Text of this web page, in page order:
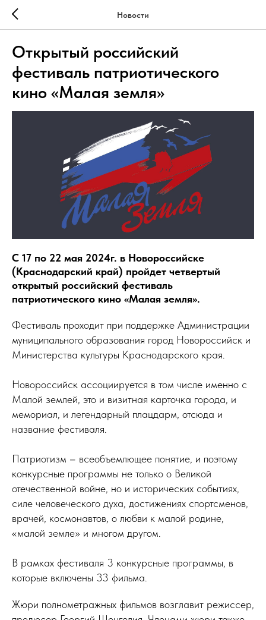
Новости
Открытый российский
фестиваль патриотического
кино «Малая земля»
C 17 по 22 мая 2024г. в Новороссийске
(Краснодарский край) пройдет четвертый
открытый российский фестиваль
патриотического кино «Малая земля».
Фестиваль проходит при поддержке Администрации
муниципального образования город Новороссийск и
Министерства культуры Краснодарского края.
Новороссийск ассоциируется в том числе именно с
Малой землей, это и визитная карточка города, и
мемориал, и легендарный плацдарм, отсюда и
название фестиваля.
Патриотизм – всеобъемлющее понятие, и поэтому
конкурсные программы не только о Великой
отечественной войне, но и исторических событиях,
силе человеческого духа, достижениях спортсменов,
врачей, космонавтов, о любви к малой родине,
«малой земле» и многом другом.
В рамках фестиваля 3 конкурсные программы, в
которые включены 33 фильма.
Жюри полнометражных фильмов возглавит режиссер,